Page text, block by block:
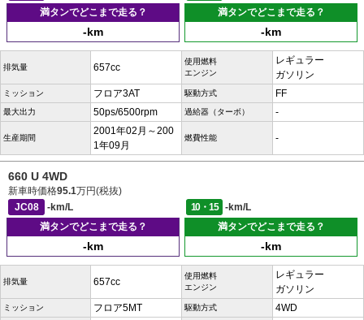
満タンでどこまで走る？
-km
満タンでどこまで走る？
-km
排気量 657cc
使用燃料
エンジン
レギュラー
ガソリン
ミッション フロア3AT 駆動方式 FF
最大出力 50ps/6500rpm 過給器（ターボ） -
生産期間
2001年02月～200
1年09月
燃費性能 -
660 U 4WD
新車時価格95.1万円(税抜)
JC08
-km/L 10・15
-km/L
満タンでどこまで走る？
-km
満タンでどこまで走る？
-km
排気量 657cc
使用燃料
エンジン
レギュラー
ガソリン
ミッション フロア5MT 駆動方式 4WD